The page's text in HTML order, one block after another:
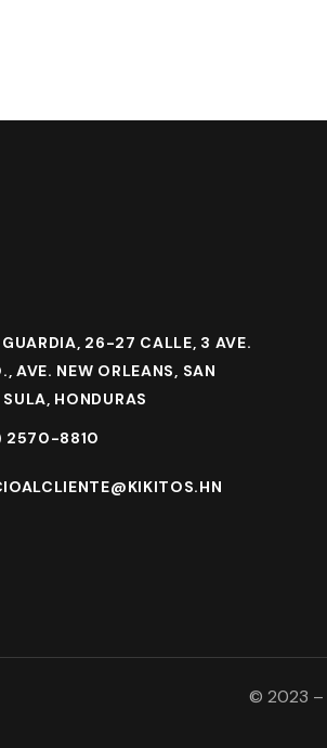
26-27 CALLE, 3 AVE.
AVE. NEW ORLEANS, SAN
SULA, HONDURAS
2570-8810
© 2023 –